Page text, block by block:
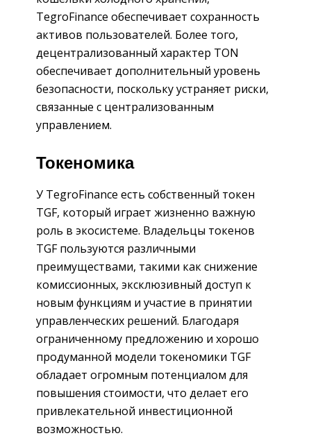
TegroFinance обеспечивает сохранность
активов пользователей. Более того,
децентрализованный характер TON
обеспечивает дополнительный уровень
безопасности, поскольку устраняет риски,
связанные с централизованным
управлением.
Токеномика
У TegroFinance есть собственный токен
TGF, который играет жизненно важную
роль в экосистеме. Владельцы токенов
TGF пользуются различными
преимуществами, такими как снижение
комиссионных, эксклюзивный доступ к
новым функциям и участие в принятии
управленческих решений. Благодаря
ограниченному предложению и хорошо
продуманной модели токеномики TGF
обладает огромным потенциалом для
повышения стоимости, что делает его
привлекательной инвестиционной
возможностью.